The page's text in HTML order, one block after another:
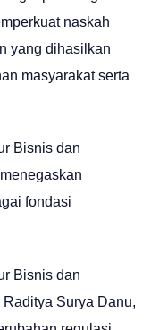
naskah
yang dihasilkan
masyarakat serta
Bisnis dan
fondasi
Bisnis dan
Surya Danu,